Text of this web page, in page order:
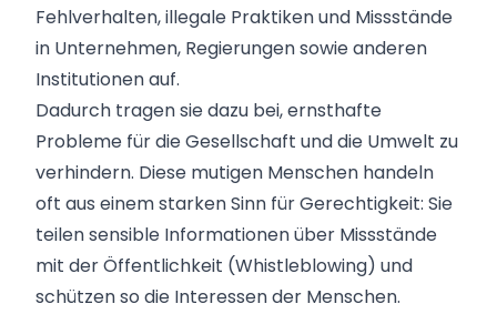
Fehlverhalten,illegale Praktikenund Missstände
in Unternehmen, Regierungen sowie anderen
Institutionen auf.
Dadurch tragen sie dazu bei, ernsthafte
Probleme für die Gesellschaft und die Umwelt zu
verhindern. Diese mutigen Menschen handeln
oft aus einemstarken Sinn für Gerechtigkeit: Sie
teilen sensible Informationen über Missstände
mit der Öffentlichkeit (Whistleblowing) und
schützen so die Interessen der Menschen.